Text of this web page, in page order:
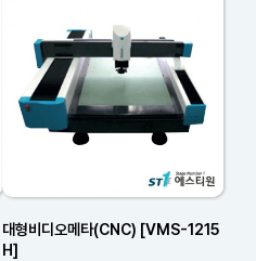
대형비디오메타(CNC) [VMS-1215
H]